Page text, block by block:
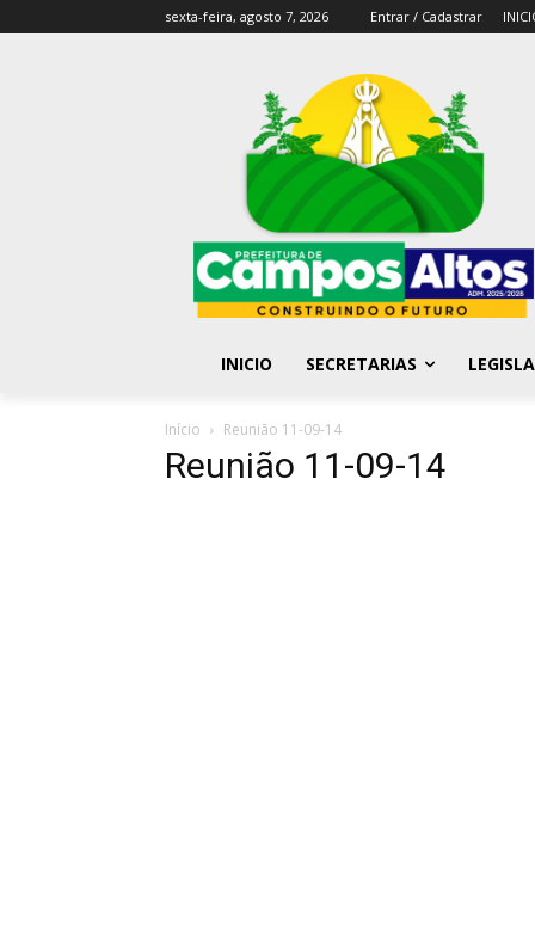
sexta-feira, agosto 7, 2026 Entrar / Cadastrar
INICIO SECRETARIAS
Início Reunião 11-09-14
Reunião 11-09-14